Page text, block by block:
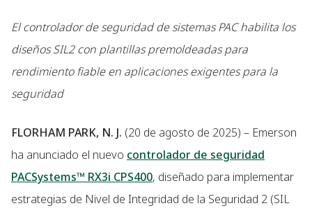
El controlador de seguridad de sistemas PAC habilita los
diseños SIL2 con plantillas premoldeadas para
rendimiento fiable en aplicaciones exigentes para la
seguridad
FLORHAM PARK, N. J. (20 de agosto de 2025) – Emerson
ha anunciado el nuevo controlador de seguridad
PACSystems™ RX3i CPS400, diseñado para implementar
estrategias de Nivel de Integridad de la Seguridad 2 (SIL